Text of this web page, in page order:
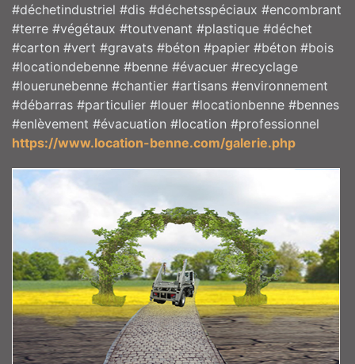
#déchetindustriel #dis #déchetsspéciaux #encombrant
#terre #végétaux #toutvenant #plastique #déchet
#carton #vert #gravats #béton #papier #béton #bois
#locationdebenne #benne #évacuer #recyclage
#louerunebenne #chantier #artisans #environnement
#débarras #particulier #louer #locationbenne #bennes
#enlèvement #évacuation #location #professionnel
https://www.location-benne.com/galerie.php